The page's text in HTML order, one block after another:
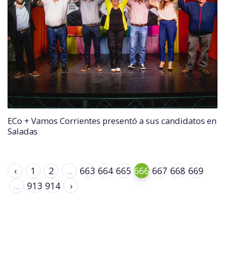
ECo + Vamos Corrientes presentó a sus candidatos en
Saladas
‹ 1 2 ... 663 664 665 666 667 668 669
...
913 914 ›